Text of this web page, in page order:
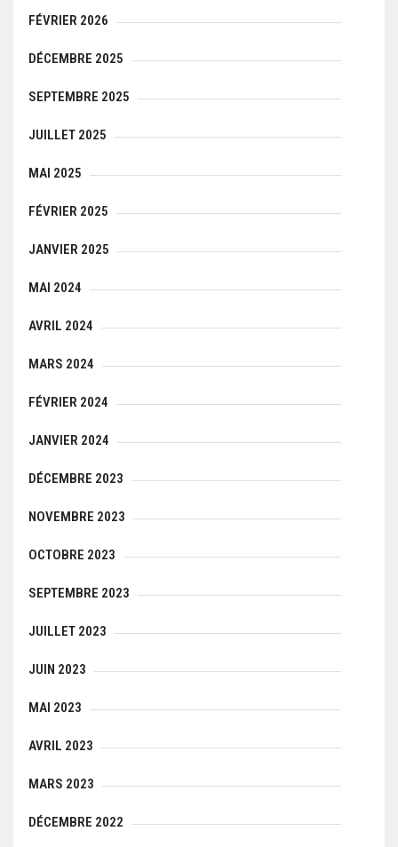
FÉVRIER 2026
DÉCEMBRE 2025
SEPTEMBRE 2025
JUILLET 2025
MAI 2025
FÉVRIER 2025
JANVIER 2025
MAI 2024
AVRIL 2024
MARS 2024
FÉVRIER 2024
JANVIER 2024
DÉCEMBRE 2023
NOVEMBRE 2023
OCTOBRE 2023
SEPTEMBRE 2023
JUILLET 2023
JUIN 2023
MAI 2023
AVRIL 2023
MARS 2023
DÉCEMBRE 2022